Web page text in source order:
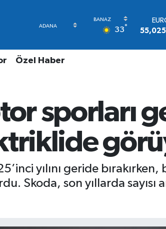
33°
Özel Haber
sporları
yılını geride
Skoda, son yıllarda